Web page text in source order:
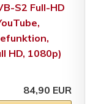
S2 Full-HD
HD, 1080p)
84,90 EUR